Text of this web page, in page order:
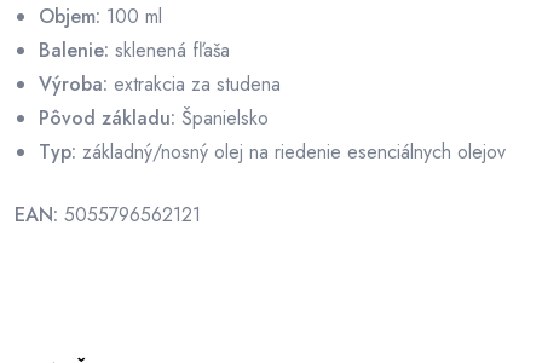
Objem: 100 ml
Balenie: sklenená fľaša
Výroba: extrakcia za studena
Pôvod základu: Španielsko
Typ: základný/nosný olej na riedenie esenciálnych olejov
EAN: 5055796562121